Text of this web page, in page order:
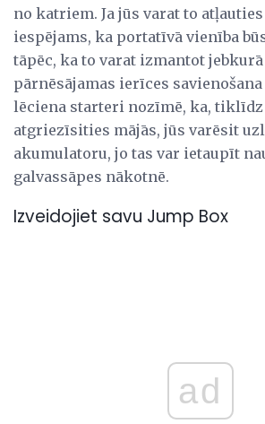
no katriem. Ja jūs varat to
iespējams, ka portatīvā vienība
tāpēc, ka to varat izmantot
pārnēsājamas ierīces
lēciena starteri nozīmē, ka, tiklīdz
atgriezīsities mājās, jūs varēsit
akumulatoru, jo tas var ietaupīt
galvassāpes nākotnē.
Izveidojiet savu Jump Box
ad